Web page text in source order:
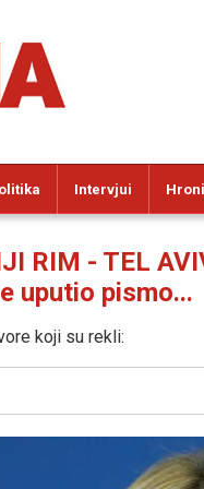
Intervjui
RIM - TEL
uputio pismo...
koji su rekli: